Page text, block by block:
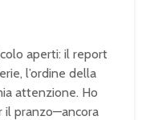
aperti: il report
l’ordine della
attenzione. Ho
pranzo—ancora